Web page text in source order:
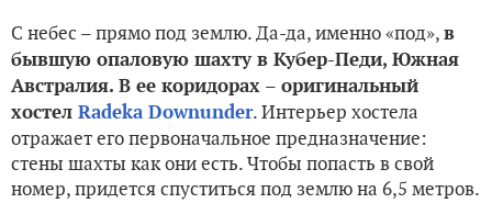
С небес – прямо под землю. Да-да, именно «под», в
бывшую опаловую шахту в Кубер-Педи, Южная
Австралия. В ее коридорах – оригинальный
хостел Radeka Downunder. Интерьер хостела
отражает его первоначальное предназначение:
стены шахты как они есть. Чтобы попасть в свой
номер, придется спуститься под землю на 6,5 метров.